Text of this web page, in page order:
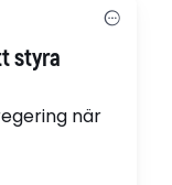
styra
när